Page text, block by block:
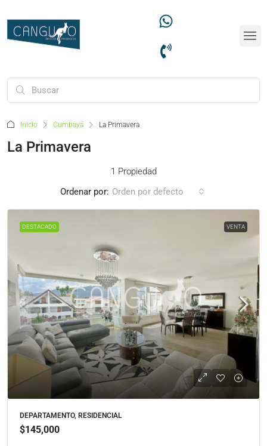
Inicio Cumbayá La Primavera
La Primavera
1 Propiedad
Ordenar por: Orden por defecto
DESTACADO VENTA
DEPARTAMENTO, RESIDENCIAL
$145,000